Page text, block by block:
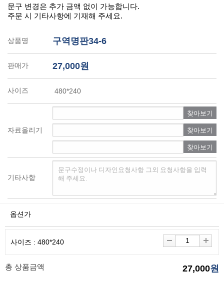
문구 변경은 추가 금액 없이 가능합니다.
주문 시 기타사항에 기재해 주세요.
상품명 구역명판34-6
판매가 27,000원
사이즈 480*240
자료올리기
찾아보기
찾아보기
찾아보기
기타사항
옵션가
사이즈 : 480*240
총 상품금액 27,000원